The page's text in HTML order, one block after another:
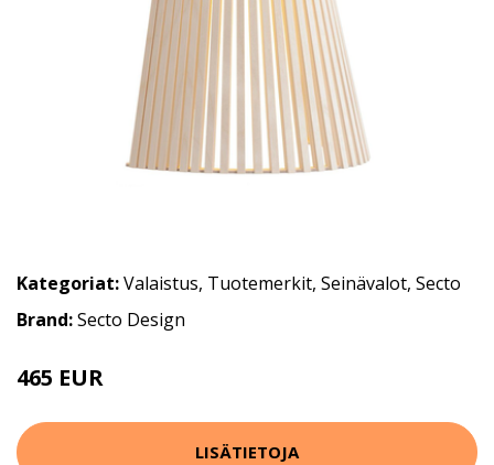
Kategoriat:Valaistus, Tuotemerkit, Seinävalot, Secto
Brand:Secto Design
465 EUR
LISÄTIETOJA